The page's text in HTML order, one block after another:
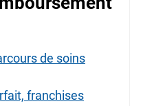
de soins
franchises